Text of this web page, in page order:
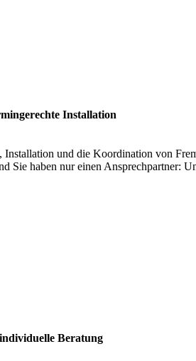
Installation
und die Koordination von
Sie haben nur einen Ansprechpartner:
Beratung